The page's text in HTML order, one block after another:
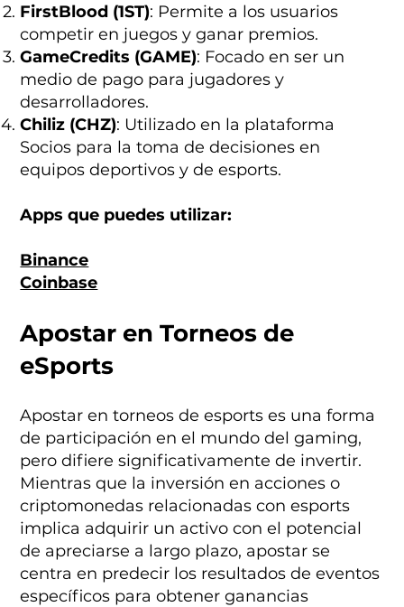
FirstBlood (1ST): Permite a los usuarios
competir en juegos y ganar premios.
GameCredits (GAME): Focado en ser un
medio de pago para jugadores y
desarrolladores.
Chiliz (CHZ): Utilizado en la plataforma
Socios para la toma de decisiones en
equipos deportivos y de esports.
Apps que puedes utilizar:
Binance
Coinbase
Apostar en Torneos de
eSports
Apostar en torneos de esports es una forma
de participación en el mundo del gaming,
pero difiere significativamente de invertir.
Mientras que la inversión en acciones o
criptomonedas relacionadas con esports
implica adquirir un activo con el potencial
de apreciarse a largo plazo, apostar se
centra en predecir los resultados de eventos
específicos para obtener ganancias